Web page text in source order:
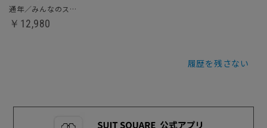
通年／みんなのスーツ
￥12,980
履歴を残さない